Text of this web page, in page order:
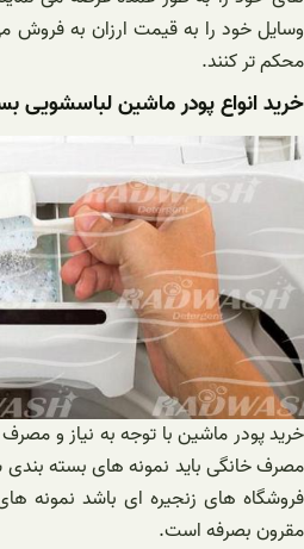
وسایل خود را به قیمت ارزان به فروش می
محکم تر کنند.
خرید انواع پودر ماشین لباسشویی
خرید پودر ماشین با توجه به نیاز و
مصرف خانگی باید نمونه های بسته بندی
فروشگاه های زنجیره ای باشد نمونه
مقرون بصرفه است.